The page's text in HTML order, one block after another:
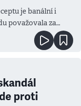
je banální i
považovala za
proti